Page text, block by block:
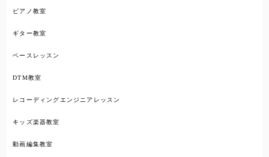
ピアノ教室
ギター教室
ベースレッスン
DTM教室
レコーディングエンジニアレッスン
キッズ楽器教室
動画編集教室